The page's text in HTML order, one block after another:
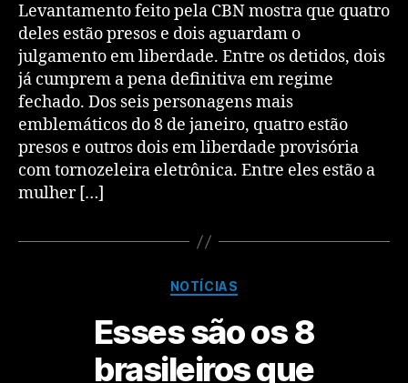
Levantamento feito pela CBN mostra que quatro
deles estão presos e dois aguardam o
julgamento em liberdade. Entre os detidos, dois
já cumprem a pena definitiva em regime
fechado. Dos seis personagens mais
emblemáticos do 8 de janeiro, quatro estão
presos e outros dois em liberdade provisória
com tornozeleira eletrônica. Entre eles estão a
mulher […]
NOTÍCIAS
Esses são os 8
brasileiros que